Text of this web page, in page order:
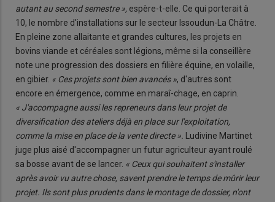
autant au second semestre », espère-t-elle. Ce qui porterait à
10, le nombre d'installations sur le secteur Issoudun-La Châtre.
En pleine zone allaitante et grandes cultures, les projets en
bovins viande et céréales sont légions, même si la conseillère
note une progression des dossiers en filière équine, en volaille,
en gibier. « Ces projets sont bien avancés », d'autres sont
encore en émergence, comme en maraî-chage, en caprin.
« J'accompagne aussi les repreneurs dans leur projet de
diversification des ateliers déjà en place sur l'exploitation,
comme la mise en place de la vente directe ».
Ludivine Martinet
juge plus aisé d'accompagner un futur agriculteur ayant roulé
sa bosse avant de se lancer. « Ceux qui souhaitent s'installer
après avoir vu autre chose, savent prendre le temps de mûrir leur
projet. Ils sont plus prudents dans le montage de dossier, n'ont